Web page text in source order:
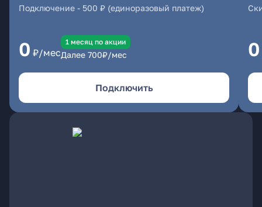
Подключение - 500 ₽ (единоразовый платеж)
0 ₽/мес
1 месяц по акции
Далее 700₽/мес
Подключить
0